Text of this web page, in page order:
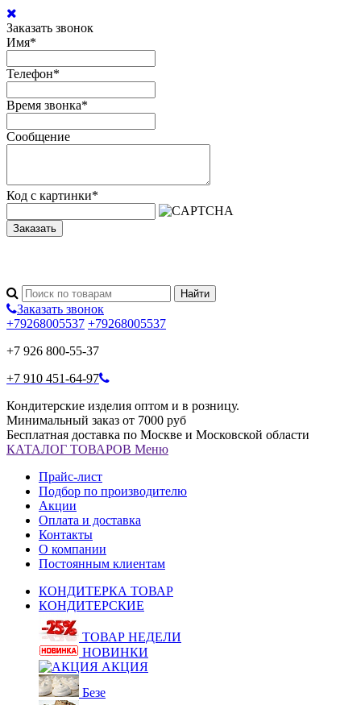
Заказать звонок
Имя*
Телефон*
Время звонка*
Сообщение
Код с картинки*
Заказать
Заказать звонок
+79268005537 +79268005537
+7 926 800-55-37
+7 910 451-64-97
Кондитерские изделия оптом и в розницу.
Минимальный заказ от 7000 руб
Бесплатная доставка по Москве и Московской области
КАТАЛОГ ТОВАРОВ Меню
Прайс-лист
Подбор по производителю
Акции
Оплата и доставка
Контакты
О компании
Постоянным клиентам
КОНДИТЕРКА ТОВАР
КОНДИТЕРСКИЕ
ТОВАР НЕДЕЛИ
НОВИНКИ
АКЦИЯ
Безе